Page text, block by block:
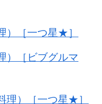
）［一つ星★］
）［ビブグルマ
理）［一つ星★］